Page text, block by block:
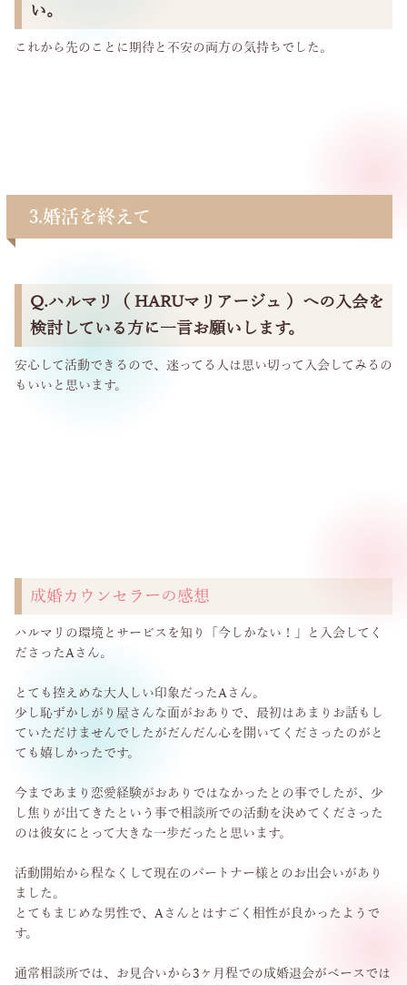
い。
これから先のことに期待と不安の両方の気持ちでした。
3.婚活を終えて
Q.ハルマリ（ HARUマリアージュ ）への入会を
検討している方に一言お願いします。
安心して活動できるので、迷ってる人は思い切って入会してみるの
もいいと思います。
成婚カウンセラーの感想
ハルマリの環境とサービスを知り「今しかない！」と入会してく
ださったAさん。
とても控えめな大人しい印象だったAさん。
少し恥ずかしがり屋さんな面がおありで、最初はあまりお話もし
ていただけませんでしたがだんだん心を開いてくださったのがと
ても嬉しかったです。
今まであまり恋愛経験がおありではなかったとの事でしたが、少
し焦りが出てきたという事で相談所での活動を決めてくださった
のは彼女にとって大きな一歩だったと思います。
活動開始から程なくして現在のパートナー様とのお出会いがあり
ました。
とてもまじめな男性で、Aさんとはすごく相性が良かったようで
す。
通常相談所では、お見合いから3ヶ月程での成婚退会がベースでは